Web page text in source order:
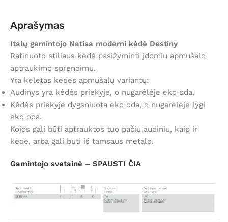
Aprašymas
Italų gamintojo Natisa moderni kėdė Destiny
Rafinuoto stiliaus kėdė pasižyminti įdomiu apmušalo
aptraukimo sprendimu.
Yra keletas kėdės apmušalų variantų:
Audinys yra kėdės priekyje, o nugarėlėje eko oda.
Kėdės priekyje dygsniuota eko oda, o nugarėlėje lygi
eko oda.
Kojos gali būti aptrauktos tuo pačiu audiniu, kaip ir
kėdė, arba gali būti iš tamsaus metalo.
Gamintojo svetainė – SPAUSTI ČIA